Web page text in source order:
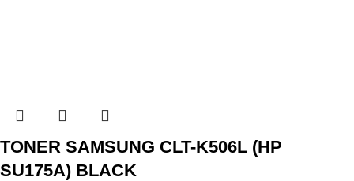
TONER SAMSUNG CLT-K506L (HP
SU175A) BLACK